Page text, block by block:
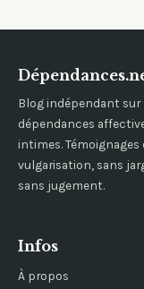
Blog indépendant sur
dépendances
intimes. Témoignages
vulgarisation, sans
sans jugement.
Infos
À propos